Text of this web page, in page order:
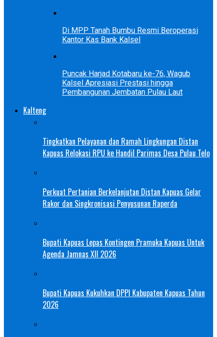
Di MPP Tanah Bumbu Resmi Beroperasi
Kantor Kas Bank Kalsel
Puncak Harjad Kotabaru ke-76, Wagub
Kalsel Apresiasi Prestasi hingga
Pembangunan Jembatan Pulau Laut
Kalteng
Tingkatkan Pelayanan dan Ramah Lingkungan Distan
Kapuas Relokasi RPU ke Handil Parimas Desa Pulau Telo
Perkuat Pertanian Berkelanjutan Distan Kapuas Gelar
Rakor dan Singkronisasi Penyusunan Raperda
Bupati Kapuas Lepas Kontingen Pramuka Kapuas Untuk
Agenda Jamnas XII 2026
Bupati Kapuas Kukuhkan DPPI Kabupaten Kapuas Tahun
2026